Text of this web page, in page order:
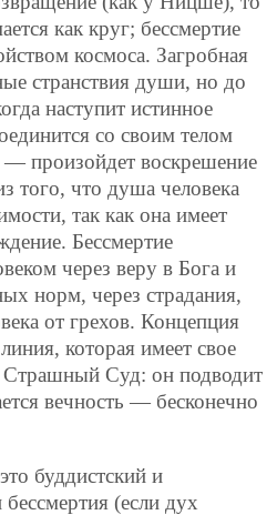
как круг; бессмертие
космоса. Загробная
странствия души, но до
наступит истинное
со своим телом
произойдет воскрешение
того, что душа человека
так как она имеет
Бессмертие
через веру в Бога и
норм, через страдания,
от грехов. Концепция
которая имеет свое
Суд: он подводит
вечность — бесконечно
буддистский и
(если дух